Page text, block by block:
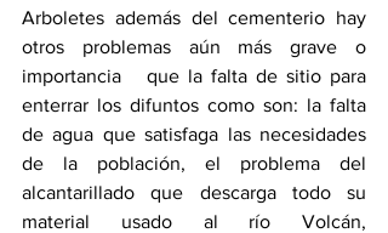
Arboletes además del cementerio hay
otros problemas aún más grave o
importancia   que la falta de sitio para
enterrar los difuntos como son: la falta
de agua que satisfaga las necesidades
de la población, el problema del
alcantarillado que descarga todo su
material usado al río Volcán,